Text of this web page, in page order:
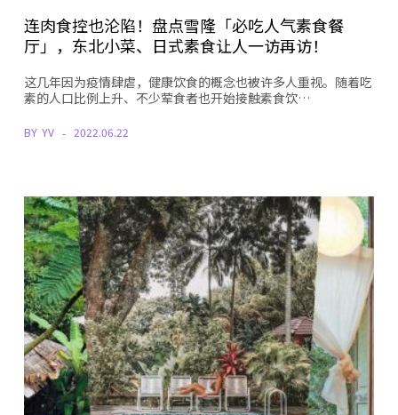
连肉食控也沦陷！盘点雪隆「必吃人气素食餐
厅」，东北小菜、日式素食让人一访再访！
这几年因为疫情肆虐，健康饮食的概念也被许多人重视。随着吃
素的人口比例上升、不少荤食者也开始接触素食饮…
BY YV 2022.06.22